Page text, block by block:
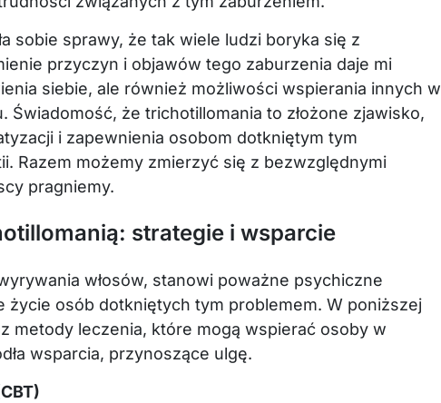
sobie sprawy, że tak wiele ludzi boryka się z
przyczyn i objawów tego zaburzenia daje mi
siebie, ale również możliwości wspierania innych w
że trichotillomania to złożone zjawisko,
i zapewnienia osobom dotkniętym tym
Razem możemy zmierzyć się z bezwzględnymi
pragniemy.
strategie i wsparcie
włosów, stanowi poważne psychiczne
życie osób dotkniętych tym problemem. W poniższej
metody leczenia, które mogą wspierać osoby w
wsparcia, przynoszące ulgę.